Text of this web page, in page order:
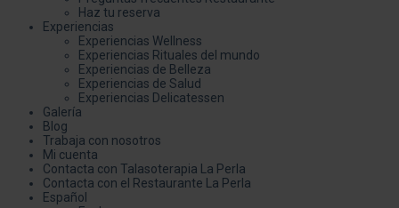
Haz tu reserva
Experiencias
Experiencias Wellness
Experiencias Rituales del mundo
Experiencias de Belleza
Experiencias de Salud
Experiencias Delicatessen
Galería
Blog
Trabaja con nosotros
Mi cuenta
Contacta con Talasoterapia La Perla
Contacta con el Restaurante La Perla
Español